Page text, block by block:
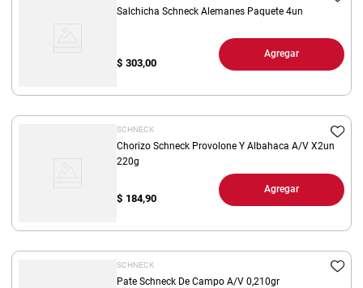
Salchicha Schneck Alemanes Paquete 4un
$ 303,00
Agregar
SCHNECK
Chorizo Schneck Provolone Y Albahaca A/V X2un
220g
$ 184,90
Agregar
SCHNECK
Pate Schneck De Campo A/V 0,210gr